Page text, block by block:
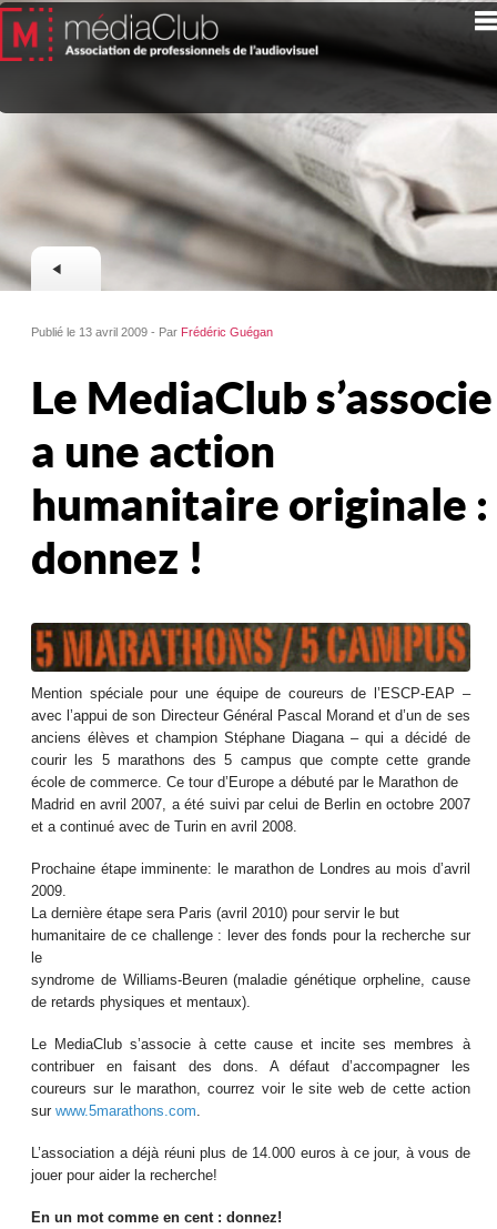
Publié le 13 avril 2009 - Par Frédéric Guégan
Le MediaClub s’associe
a une action
humanitaire originale :
donnez !
Mention spéciale pour une équipe de coureurs de l’ESCP-EAP –
avec l’appui de son Directeur Général Pascal Morand et d’un de ses
anciens élèves et champion Stéphane Diagana – qui a décidé de
courir les 5 marathons des 5 campus que compte cette grande
école de commerce. Ce tour d’Europe a débuté par le Marathon de
Madrid en avril 2007, a été suivi par celui de Berlin en octobre 2007
et a continué avec de Turin en avril 2008.
Prochaine étape imminente: le marathon de Londres au mois d’avril
2009.
La dernière étape sera Paris (avril 2010) pour servir le but
humanitaire de ce challenge : lever des fonds pour la recherche sur
le
syndrome de Williams-Beuren (maladie génétique orpheline, cause
de retards physiques et mentaux).
Le MediaClub s’associe à cette cause et incite ses membres à
contribuer en faisant des dons. A défaut d’accompagner les
coureurs sur le marathon, courrez voir le site web de cette action
surwww.5marathons.com.
L’association a déjà réuni plus de 14.000 euros à ce jour, à vous de
jouer pour aider la recherche!
En un mot comme en cent : donnez!